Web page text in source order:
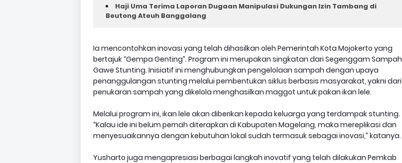
Haji Uma Terima Laporan Dugaan Manipulasi Dukungan Izin Tambang di
Beutong Ateuh Banggalang
Ia mencontohkan inovasi yang telah dihasilkan oleh Pemerintah Kota Mojokerto yang
bertajuk “Gempa Genting”. Program ini merupakan singkatan dari Segenggam Sampah
Gawe Stunting. Inisiatif ini menghubungkan pengelolaan sampah dengan upaya
penanggulangan stunting melalui pembentukan siklus berbasis masyarakat, yakni dari
penukaran sampah yang dikelola menghasilkan maggot untuk pakan ikan lele.
Melalui program ini, ikan lele akan diberikan kepada keluarga yang terdampak stunting.
“Kalau ide ini belum pernah diterapkan di Kabupaten Magelang, maka mereplikasi dan
menyesuaikannya dengan kebutuhan lokal sudah termasuk sebagai inovasi,” katanya.
Yusharto juga mengapresiasi berbagai langkah inovatif yang telah dilakukan Pemkab